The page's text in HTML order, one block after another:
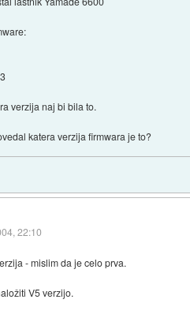
verzija naj bi bila to.
katera verzija firmwara je to?
22:10
- mislim da je celo prva.
V5 verzijo.